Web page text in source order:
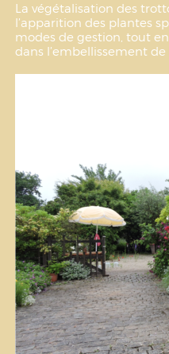
La végétalisation des
l’apparition des plantes
modes de gestion, tout
dans l’embellissement de